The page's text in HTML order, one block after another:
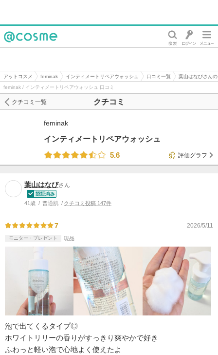
アットコスメ feminak インティメートリペアウォッシュ 口コミ一覧
葉山はなびさん
feminak / インティメートリペアウォッシュ 口コミ
クチコミ
クチコミ一覧
feminak
インティメートリペアウォッシュ
5.6
評価グラフ
葉山はなびさん
41歳 普通肌 クチコミ投稿 147件
7 2026/5/11
モニター・プレゼント 現品
泡で出てくるタイプ◎
ホワイトリリーの香りがすっきり爽やかで好き
ふわっと軽い泡で心地よく使えたよ